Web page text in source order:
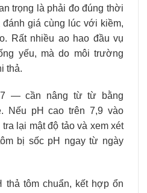
trọng là phải đo đúng thời
giá cùng lúc với kiềm,
Rất nhiều ao hao đầu vụ
yếu, mà do môi trường
thả.
— cần nâng từ từ bằng
Nếu pH cao trên 7,9 vào
lại mật độ tảo và xem xét
bị sốc pH ngay từ ngày
thả tôm chuẩn, kết hợp ổn